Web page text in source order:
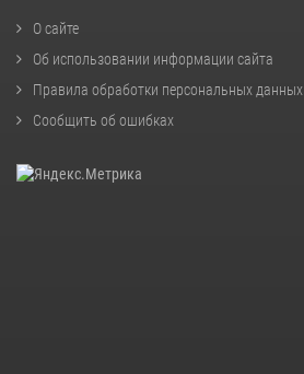
О сайте
Об использовании информации сайта
Правила обработки персональных данных
Сообщить об ошибках